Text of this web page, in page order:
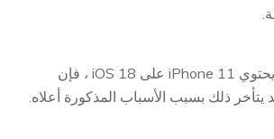
إذا كنت تتساءل هل يحتوي iPhone 11 على iOS 18 ، فإن
يتأخر ذلك بسبب الأسباب المذكورة أعلاه.